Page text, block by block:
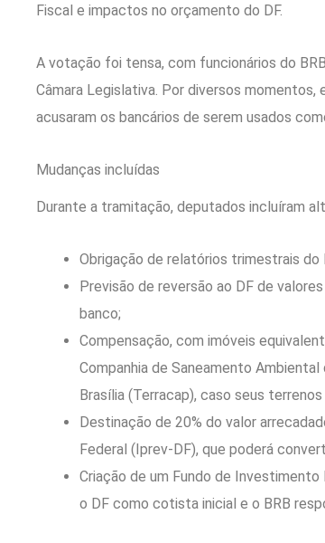
Fiscal e impactos no orçamento do DF.
A votação foi tensa, com funcionários do
Câmara Legislativa. Por diversos
acusaram os bancários de serem usados
Mudanças incluídas
Durante a tramitação, deputados incluíram
Obrigação de relatórios trimestrais
Previsão de reversão ao DF de
banco;
Compensação, com imóveis
Companhia de Saneamento
Brasília (Terracap), caso seus
Destinação de 20% do valor
Federal (Iprev-DF), que poderá
Criação de um Fundo de
o DF como cotista inicial e o BRB